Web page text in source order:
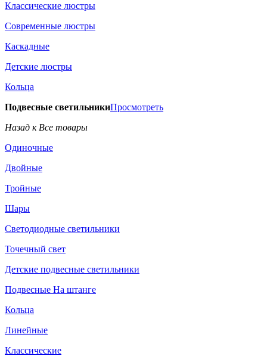
Классические люстры
Современные люстры
Каскадные
Детские люстры
Кольца
Подвесные светильникиПросмотреть
Назад к Все товары
Одиночные
Двойные
Тройные
Шары
Светодиодные светильники
Точечный свет
Детские подвесные светильники
Подвесные На штанге
Кольца
Линейные
Классические